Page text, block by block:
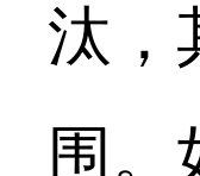
汰，
围